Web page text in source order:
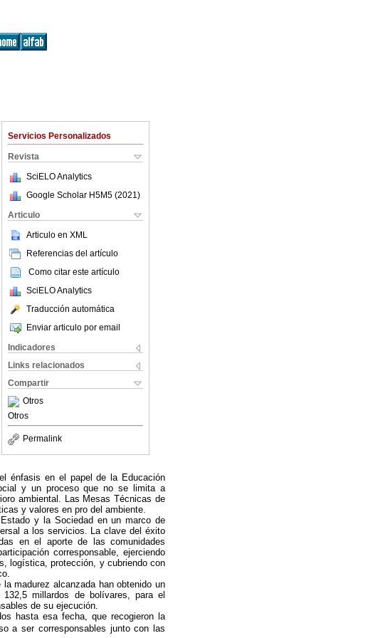
Servicios Personalizados
Revista
SciELO Analytics
Google Scholar H5M5 (2021 )
Articulo
Articulo en XML
Referencias del artículo
Como citar este artículo
SciELO Analytics
Traducción automática
Enviar articulo por email
Indicadores
Links relacionados
Compartir
Otros
Otros
Permalink
énfasis en el papel de la Educación
y un proceso que no se limita a
ambiental. Las Mesas Técnicas de
y valores en pro del ambiente.
y la Sociedad en un marco de
a los servicios. La clave del éxito
en el aporte de las comunidades
corresponsable, ejerciendo
logística, protección, y cubriendo con
madurez alcanzada han obtenido un
millardos de bolívares, para el
de su ejecución.
hasta esa fecha, que recogieron la
a ser corresponsables junto con las